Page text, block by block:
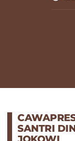
SANTRI